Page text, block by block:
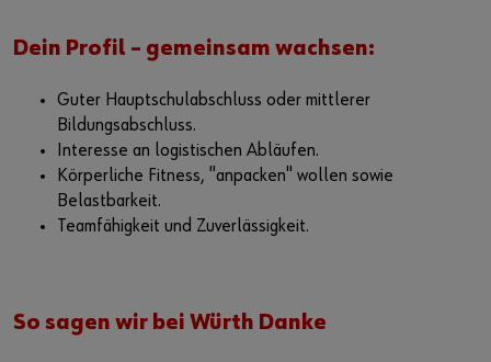
Dein Profil – gemeinsam wachsen:
Guter Hauptschulabschluss oder mittlerer
Bildungsabschluss.
Interesse an logistischen Abläufen.
Körperliche Fitness, "anpacken" wollen sowie
Belastbarkeit.
Teamfähigkeit und Zuverlässigkeit.
So sagen wir bei Würth Danke